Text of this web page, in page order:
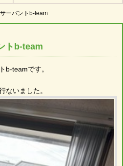
ーバントb-team
トb-team
b-teamです。
ないました。